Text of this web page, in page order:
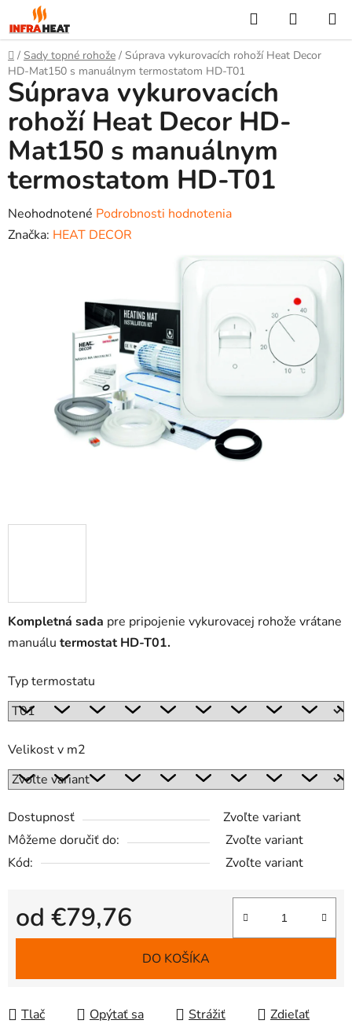
Prejsť
na
obsah
Hľadať
KOŠÍK
Domov
/ Sady topné rohože / Súprava vykurovacích rohoží Heat Decor
HD-Mat150 s manuálnym termostatom HD-T01
Kompletná sada pre pripojenie vykurovacej rohože vrátane
manuálu termostat HD-T01.
Typ termostatu
Velikost v m2
Dostupnosť
Zvoľte variant
Môžeme doručiť do:
Zvoľte variant
Kód:
Zvoľte variant
od €79,76
Jednotková cena:
DO KOŠÍKA
Tlač Opýtať sa Strážiť Zdieľať
Súprava vykurovacích
rohoží Heat Decor HD-
Mat150 s manuálnym
termostatom HD-T01
Priemerné
hodnotenie
Neohodnotené Podrobnosti hodnotenia
Značka: HEAT DECOR